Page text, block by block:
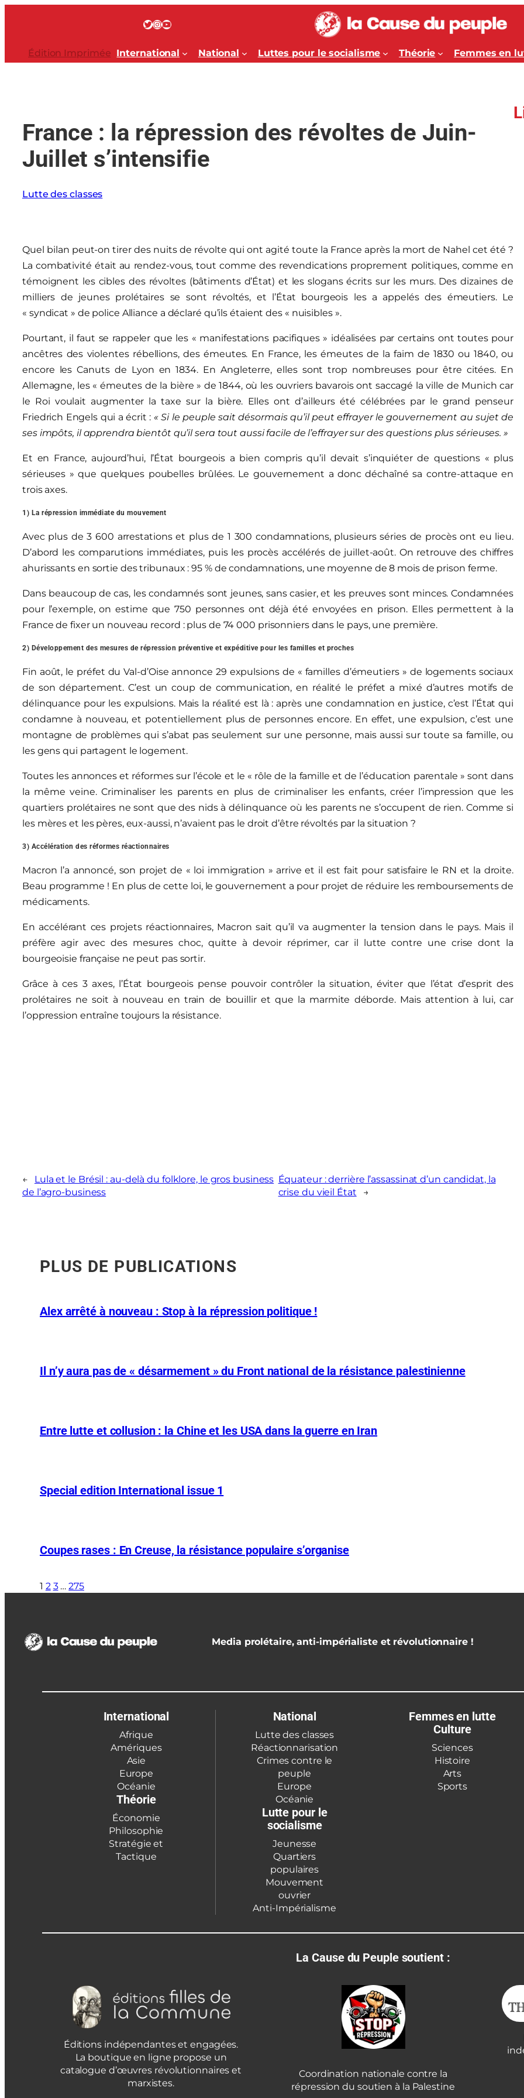
Twitter InstagramYouTube
Édition Imprimée International National Luttes pour le socialisme Théorie Femmes en
France : la répression des révoltes de Juin-
Juillet s’intensifie
Lutte des classes
Quel bilan peut-on tirer des nuits de révolte qui ont agité toute la France après la mort de Nahel cet été ?
La combativité était au rendez-vous, tout comme des revendications proprement politiques, comme en
témoignent les cibles des révoltes (bâtiments d’État) et les slogans écrits sur les murs. Des dizaines de
milliers de jeunes prolétaires se sont révoltés, et l’État bourgeois les a appelés des émeutiers. Le
« syndicat » de police Alliance a déclaré qu’ils étaient des « nuisibles ».
Pourtant, il faut se rappeler que les « manifestations pacifiques » idéalisées par certains ont toutes pour
ancêtres des violentes rébellions, des émeutes. En France, les émeutes de la faim de 1830 ou 1840, ou
encore les Canuts de Lyon en 1834. En Angleterre, elles sont trop nombreuses pour être citées. En
Allemagne, les « émeutes de la bière » de 1844, où les ouvriers bavarois ont saccagé la ville de Munich car
le Roi voulait augmenter la taxe sur la bière. Elles ont d’ailleurs été célébrées par le grand penseur
Friedrich Engels qui a écrit : « Si le peuple sait désormais qu’il peut effrayer le gouvernement au sujet de
ses impôts, il apprendra bientôt qu’il sera tout aussi facile de l’effrayer sur des questions plus sérieuses. »
Et en France, aujourd’hui, l’État bourgeois a bien compris qu’il devait s’inquiéter de questions « plus
sérieuses » que quelques poubelles brûlées. Le gouvernement a donc déchaîné sa contre-attaque en
trois axes.
1) La répression immédiate du mouvement
Avec plus de 3 600 arrestations et plus de 1 300 condamnations, plusieurs séries de procès ont eu lieu.
D’abord les comparutions immédiates, puis les procès accélérés de juillet-août. On retrouve des chiffres
ahurissants en sortie des tribunaux : 95 % de condamnations, une moyenne de 8 mois de prison ferme.
Dans beaucoup de cas, les condamnés sont jeunes, sans casier, et les preuves sont minces. Condamnées
pour l’exemple, on estime que 750 personnes ont déjà été envoyées en prison. Elles permettent à la
France de fixer un nouveau record : plus de 74 000 prisonniers dans le pays, une première.
2) Développement des mesures de répression préventive et expéditive pour les familles et proches
Fin août, le préfet du Val-d’Oise annonce 29 expulsions de « familles d’émeutiers » de logements sociaux
de son département. C’est un coup de communication, en réalité le préfet a mixé d’autres motifs de
délinquance pour les expulsions. Mais la réalité est là : après une condamnation en justice, c’est l’État qui
condamne à nouveau, et potentiellement plus de personnes encore. En effet, une expulsion, c’est une
montagne de problèmes qui s’abat pas seulement sur une personne, mais aussi sur toute sa famille, ou
les gens qui partagent le logement.
Toutes les annonces et réformes sur l’école et le « rôle de la famille et de l’éducation parentale » sont dans
la même veine. Criminaliser les parents en plus de criminaliser les enfants, créer l’impression que les
quartiers prolétaires ne sont que des nids à délinquance où les parents ne s’occupent de rien. Comme si
les mères et les pères, eux-aussi, n’avaient pas le droit d’être révoltés par la situation ?
3) Accélération des réformes réactionnaires
Macron l’a annoncé, son projet de « loi immigration » arrive et il est fait pour satisfaire le RN et la droite.
Beau programme ! En plus de cette loi, le gouvernement a pour projet de réduire les remboursements de
médicaments.
En accélérant ces projets réactionnaires, Macron sait qu’il va augmenter la tension dans le pays. Mais il
préfère agir avec des mesures choc, quitte à devoir réprimer, car il lutte contre une crise dont la
bourgeoisie française ne peut pas sortir.
Grâce à ces 3 axes, l’État bourgeois pense pouvoir contrôler la situation, éviter que l’état d’esprit des
prolétaires ne soit à nouveau en train de bouillir et que la marmite déborde. Mais attention à lui, car
l’oppression entraîne toujours la résistance.
←
Lula et le Brésil : au-delà du folklore, le gros business
de l’agro-business
Équateur : derrière l’assassinat d’un candidat, la
crise du vieil État
→
PLUS DE PUBLICATIONS
Alex arrêté à nouveau : Stop à la répression politique !
Il n’y aura pas de « désarmement » du Front national de la résistance palestinienne
Entre lutte et collusion : la Chine et les USA dans la guerre en Iran
Special edition International issue 1
Coupes rases : En Creuse, la résistance populaire s’organise
1 2 3 … 275
Media prolétaire, anti-impérialiste et révolutionnaire !
International
Afrique
Amériques
Asie
Europe
Océanie
Théorie
Économie
Philosophie
Stratégie et
Tactique
National
Lutte des classes
Réactionnarisation
Crimes contre le
peuple
Europe
Océanie
Lutte pour le
socialisme
Jeunesse
Quartiers
populaires
Mouvement
ouvrier
Anti-Impérialisme
Femmes en lutte
Culture
Sciences
Histoire
Arts
Sports
La Cause du Peuple soutient :
Éditions indépendantes et engagées.
La boutique en ligne propose un
catalogue d’œuvres révolutionnaires et
marxistes.
Coordination nationale contre la
répression du soutien à la Palestine